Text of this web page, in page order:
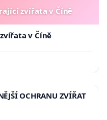
zvířata v Číně
v Číně
OCHRANU ZVÍŘAT